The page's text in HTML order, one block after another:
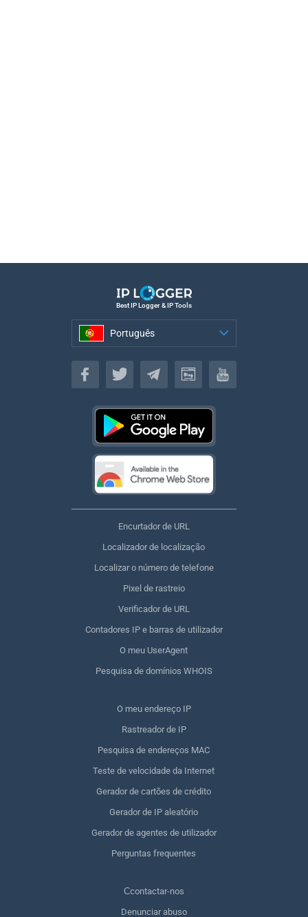
Best IP Logger & IP Tools
Português
Português
Encurtador de URL
Localizador de localização
Localizar o número de telefone
Pixel de rastreio
Verificador de URL
Contadores IP e barras de utilizador
O meu UserAgent
Pesquisa de domínios WHOIS
O meu endereço IP
Rastreador de IP
Pesquisa de endereços MAC
Teste de velocidade da Internet
Gerador de cartões de crédito
Gerador de IP aleatório
Gerador de agentes de utilizador
Perguntas frequentes
Сcontactar-nos
Denunciar abuso